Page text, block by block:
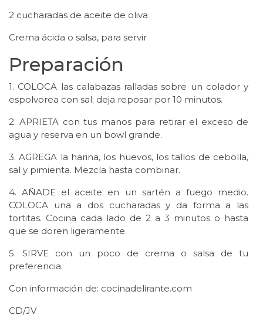
2 cucharadas de aceite de oliva
Crema ácida o salsa, para servir
Preparación
1. COLOCA las calabazas ralladas sobre un colador y
espolvorea con sal; deja reposar por 10 minutos.
2. APRIETA con tus manos para retirar el exceso de
agua y reserva en un bowl grande.
3. AGREGA la harina, los huevos, los tallos de cebolla,
sal y pimienta. Mezcla hasta combinar.
4. AÑADE el aceite en un sartén a fuego medio.
COLOCA una a dos cucharadas y da forma a las
tortitas. Cocina cada lado de 2 a 3 minutos o hasta
que se doren ligeramente.
5. SIRVE con un poco de crema o salsa de tu
preferencia.
Con información de: cocinadelirante.com
CD/JV